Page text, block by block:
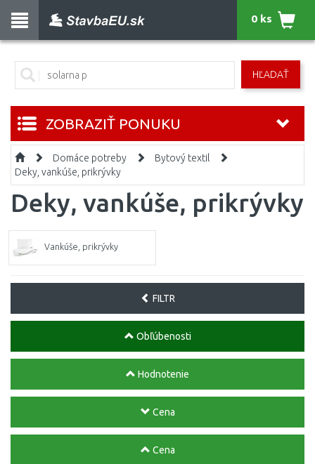
HĽADAŤ
0 ks
ZOBRAZIŤ PONUKU
Domáce potreby
Bytový textil
Deky, vankúše, prikrývky
Deky, vankúše, prikrývky
Vankúše, prikrývky
FILTR
Obľúbenosti
Hodnotenie
Cena
Cena